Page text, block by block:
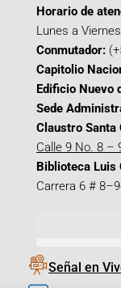
Horario de
Lunes a
Conmutador:
Capitolio
Edificio Nuevo
Sede
Claustro Santa
Calle 9 No. 8 –
Biblioteca Luis
Carrera 6 #
Señal en